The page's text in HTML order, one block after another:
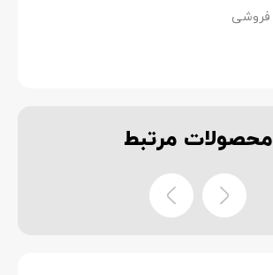
محصولات مرتبط